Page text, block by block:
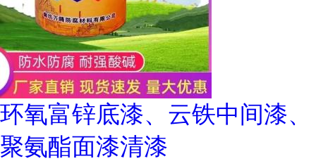
环氧富锌底漆、云铁中间漆、
聚氨酯面漆清漆